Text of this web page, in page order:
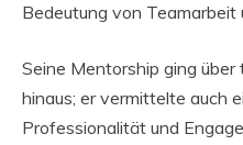
Bedeutung von Teamarbeit
Seine Mentorship ging
hinaus; er vermittelte auch
Professionalität und